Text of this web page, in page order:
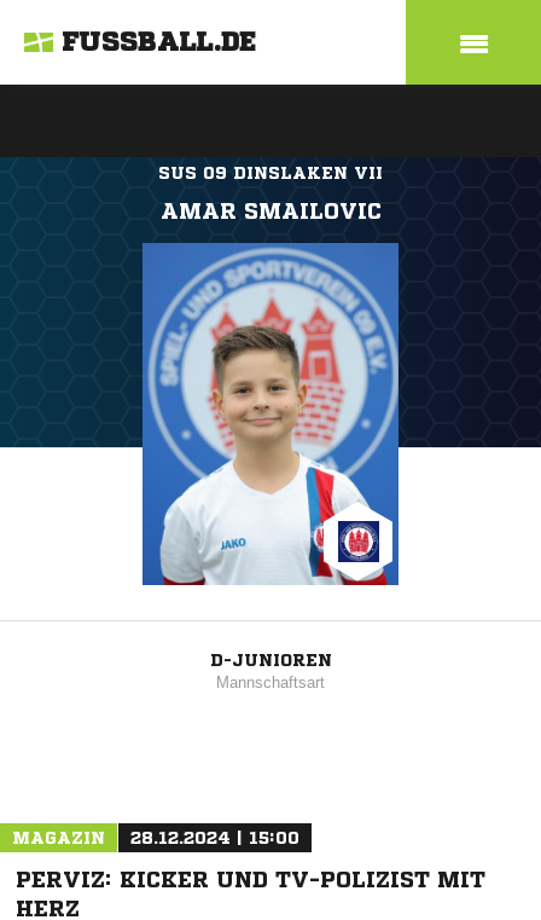
FUSSBALL.DE
SUS 09 DINSLAKEN VII
AMAR SMAILOVIC
D-JUNIOREN
Mannschaftsart
MAGAZIN 28.12.2024 | 15:00
PERVIZ: KICKER UND TV-POLIZIST MIT
HERZ